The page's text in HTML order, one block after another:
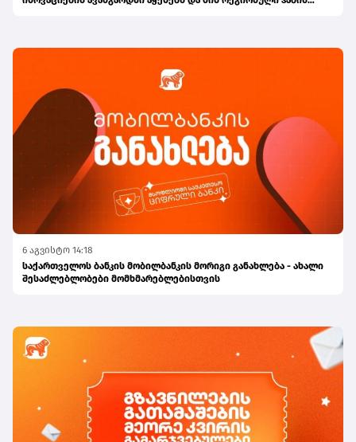
6 აგვისტო 14:18
საქართველოს ბანკის მობილბანკის მორიგი განახლება - ახალი
შესაძლებლობები მომხმარებლებისთვის